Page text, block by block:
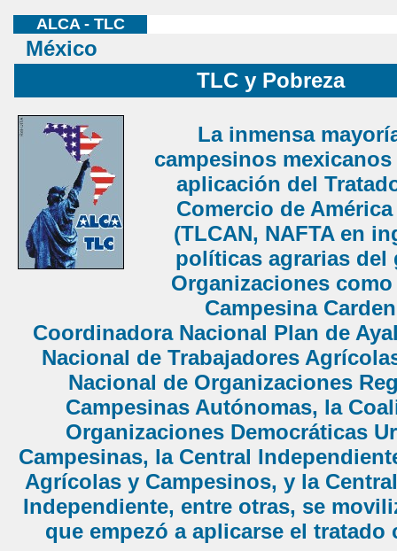
ALCA - TLC
México
TLC y Pobreza
La inmensa
campesinos mexicanos
aplicación del
Comercio de
(TLCAN, NAFTA en
políticas agrarias del
Organizaciones
Campesina
Coordinadora Nacional Plan de
Nacional de Trabajadores
Nacional de Organizaciones
Campesinas Autónomas, la
Organizaciones Democráticas
Campesinas, la Central
Agrícolas y Campesinos, y la
Independiente, entre otras, se
que empezó a aplicarse el tratado